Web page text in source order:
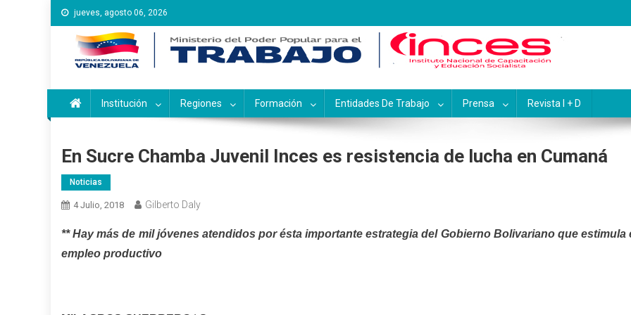
Saltar
al
contenido
jueves, agosto 06, 2026
Instituto Nacional de Capacitación y Educación
Inces
Institución Regiones Formación Entidades De Trabajo Prensa Revista I + D
En Sucre Chamba Juvenil Inces es resistencia de lucha en Cumaná
Noticias
4 Julio, 2018 Gilberto Daly
** Hay más de mil jóvenes atendidos por ésta importante estrategia del Gobierno Bolivariano que estimula
empleo productivo